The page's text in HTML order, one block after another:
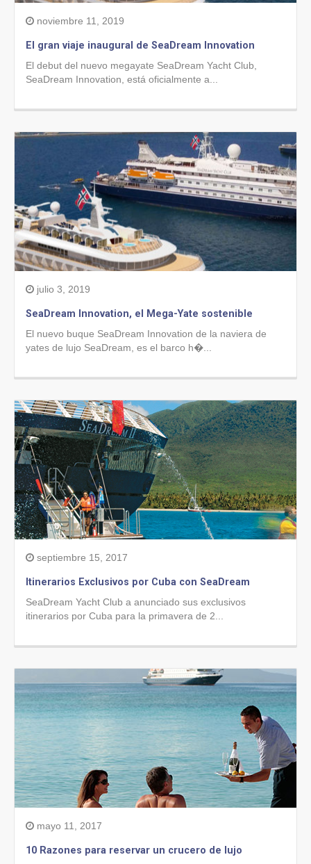
noviembre 11, 2019
El gran viaje inaugural de SeaDream Innovation
El debut del nuevo megayate SeaDream Yacht Club,
SeaDream Innovation, está oficialmente a...
julio 3, 2019
SeaDream Innovation, el Mega-Yate sostenible
El nuevo buque SeaDream Innovation de la naviera de
yates de lujo SeaDream, es el barco h�...
septiembre 15, 2017
Itinerarios Exclusivos por Cuba con SeaDream
SeaDream Yacht Club a anunciado sus exclusivos
itinerarios por Cuba para la primavera de 2...
mayo 11, 2017
10 Razones para reservar un crucero de lujo